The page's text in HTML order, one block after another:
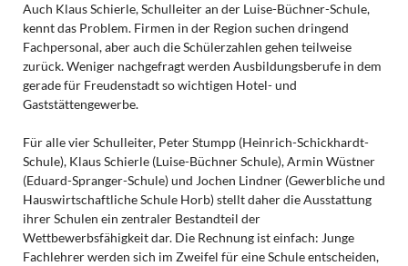
Auch Klaus Schierle, Schulleiter an der Luise-Büchner-Schule,
kennt das Problem. Firmen in der Region suchen dringend
Fachpersonal, aber auch die Schülerzahlen gehen teilweise
zurück. Weniger nachgefragt werden Ausbildungsberufe in dem
gerade für Freudenstadt so wichtigen Hotel- und
Gaststättengewerbe.
Für alle vier Schulleiter, Peter Stumpp (Heinrich-Schickhardt-
Schule), Klaus Schierle (Luise-Büchner Schule), Armin Wüstner
(Eduard-Spranger-Schule) und Jochen Lindner (Gewerbliche und
Hauswirtschaftliche Schule Horb) stellt daher die Ausstattung
ihrer Schulen ein zentraler Bestandteil der
Wettbewerbsfähigkeit dar. Die Rechnung ist einfach: Junge
Fachlehrer werden sich im Zweifel für eine Schule entscheiden,